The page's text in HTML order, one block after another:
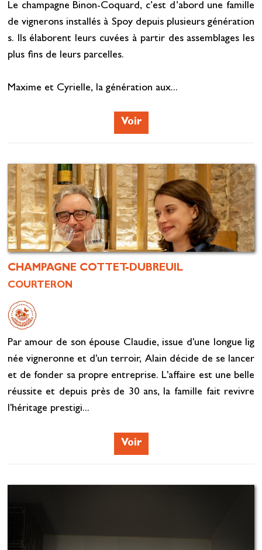
Le champagne Binon-Coquard, c’est d’abord une famille
de vignerons installés à Spoy depuis plusieurs génération
s. Ils élaborent leurs cuvées à partir des assemblages les
plus fins de leurs parcelles.
Maxime et Cyrielle, la génération aux...
Voir
CHAMPAGNE COTTET-DUBREUIL
COURTERON
Par amour de son épouse Claudie, issue d'une longue lig
née vigneronne et d'un terroir, Alain décide de se lancer
et de fonder sa propre entreprise. L'affaire est une belle
réussite et depuis près de 30 ans, la famille fait revivre
l'héritage prestigi...
Voir